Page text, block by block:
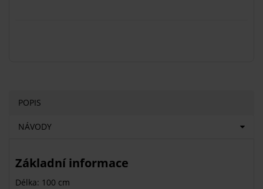
POPIS
NÁVODY
Základní informace
Délka: 100 cm